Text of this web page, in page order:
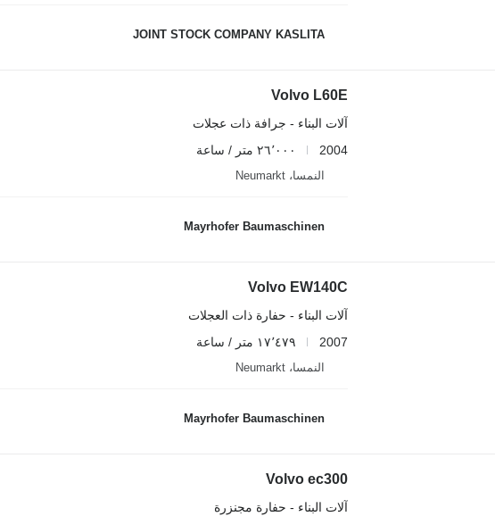
JOINT STOCK COMPANY KASLITA
Volvo L60E
آلات البناء - جرافة ذات عجلات
2004
٢٦٬٠٠٠ متر / ساعة
النمسا، Neumarkt
Mayrhofer Baumaschinen
Volvo EW140C
آلات البناء - حفارة ذات العجلات
2007
١٧٬٤٧٩ متر / ساعة
النمسا، Neumarkt
Mayrhofer Baumaschinen
Volvo ec300
آلات البناء - حفارة مجنزرة